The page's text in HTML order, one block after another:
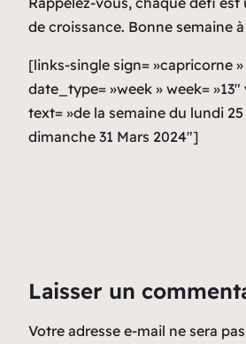
de croissance. Bonne semaine
[links-single sign= »capricorne »
date_type= »week » week= »13″
text= »de la semaine du lundi 25
dimanche 31 Mars 2024″]
Laisser un
Votre adresse e-mail ne sera